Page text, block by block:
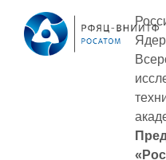
ПОСЕЩЕНИЕ